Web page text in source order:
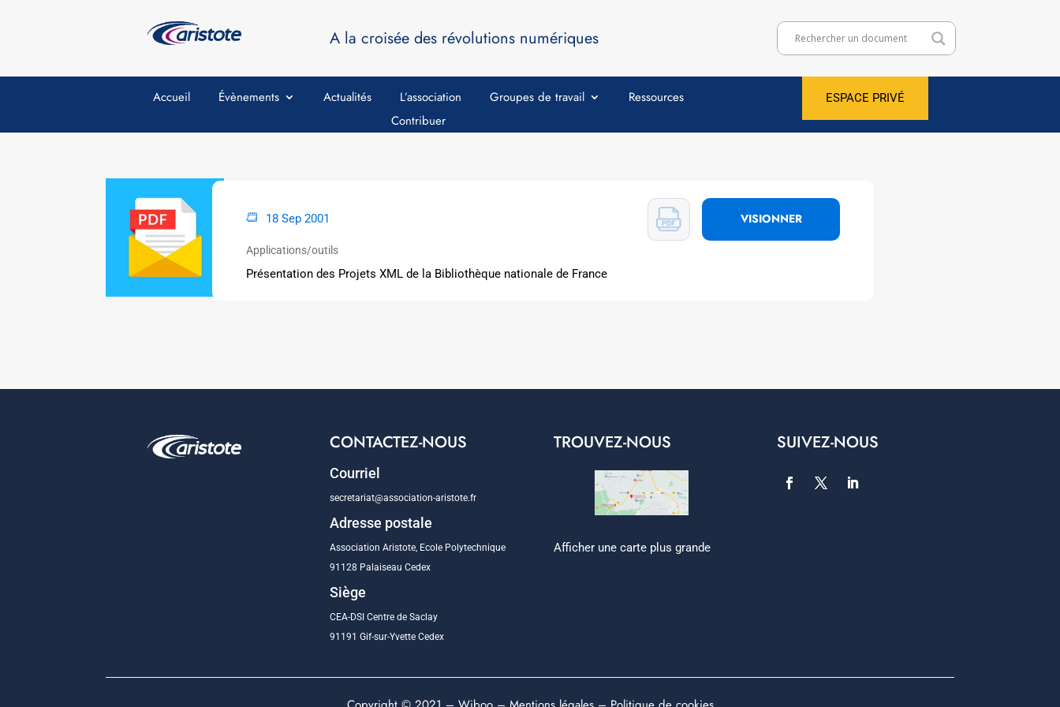
A la croisée des révolutions numériques
Accueil Évènements Actualités L’association Groupes de travail
Ressources
Contribuer
ESPACE PRIVÉ
18 Sep 2001 VISIONNER
Applications/outils
Présentation des Projets XML de la Bibliothèque nationale de France
CONTACTEZ-NOUS
Courriel
secretariat@association-aristote.fr
Adresse postale
Association Aristote, Ecole Polytechnique
91128 Palaiseau Cedex
Siège
CEA-DSI Centre de Saclay
91191 Gif-sur-Yvette Cedex
TROUVEZ-NOUS
Afficher une carte plus grande
SUIVEZ-NOUS